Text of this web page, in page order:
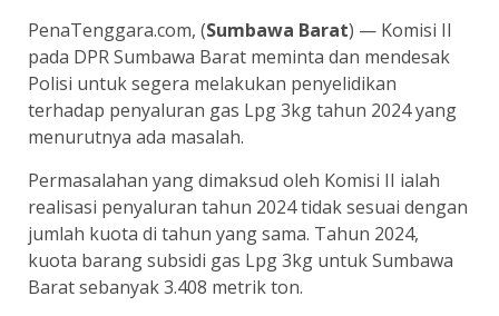
PenaTenggara.com, (Sumbawa Barat) — Komisi II
pada DPR Sumbawa Barat meminta dan mendesak
Polisi untuk segera melakukan penyelidikan
terhadap penyaluran gas Lpg 3kg tahun 2024 yang
menurutnya ada masalah.
Permasalahan yang dimaksud oleh Komisi II ialah
realisasi penyaluran tahun 2024 tidak sesuai dengan
jumlah kuota di tahun yang sama. Tahun 2024,
kuota barang subsidi gas Lpg 3kg untuk Sumbawa
Barat sebanyak 3.408 metrik ton.